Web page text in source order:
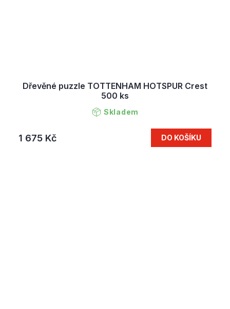
Dřevěné puzzle TOTTENHAM HOTSPUR Crest
500 ks
Skladem
1 675 Kč DO KOŠÍKU